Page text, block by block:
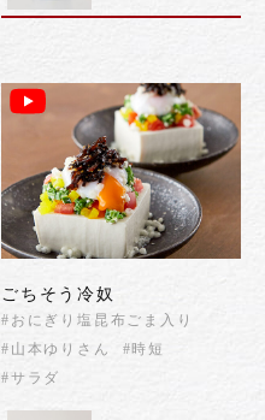
ごちそう冷奴
#おにぎり塩昆布ごま入り
#山本ゆりさん
#時短
#サラダ